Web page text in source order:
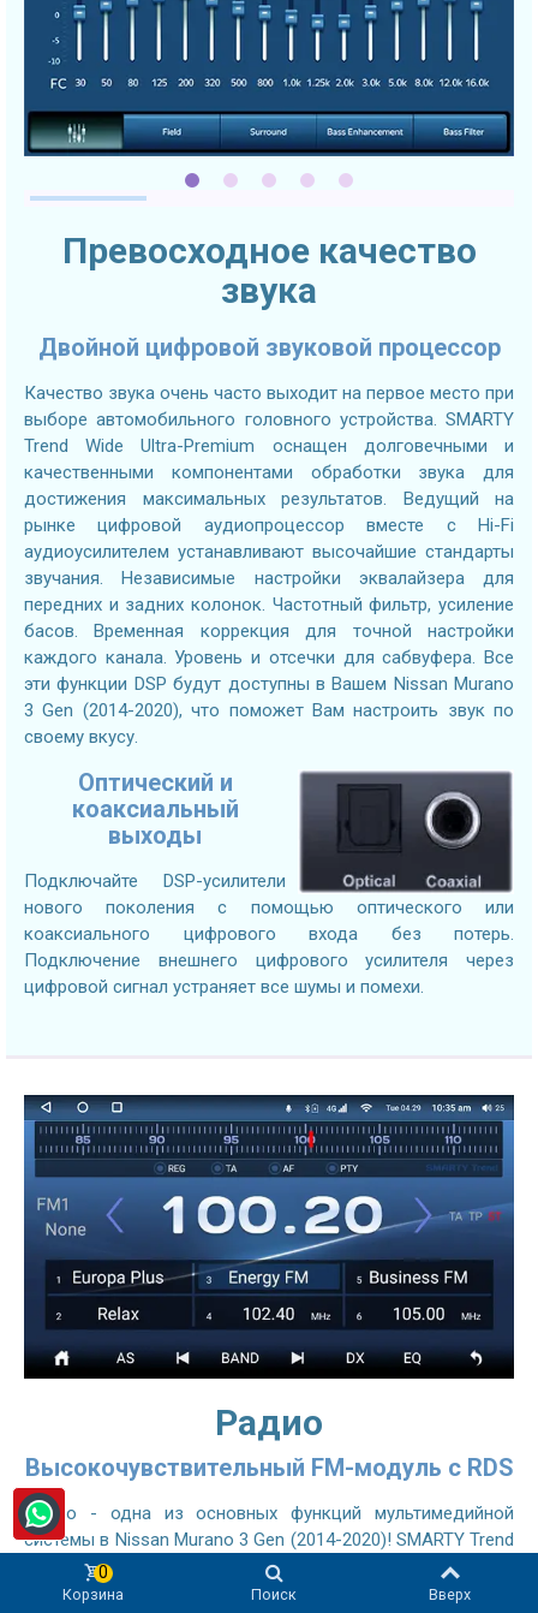
Превосходное качество
звука
Двойной цифровой звуковой процессор
Качество звука очень часто выходит на первое место при
выборе автомобильного головного устройства. SMARTY
Trend Wide Ultra-Premium оснащен долговечными и
качественными компонентами обработки звука для
достижения максимальных результатов. Ведущий на
рынке цифровой аудиопроцессор вместе с Hi-Fi
аудиоусилителем устанавливают высочайшие стандарты
звучания. Независимые настройки эквалайзера для
передних и задних колонок. Частотный фильтр, усиление
басов. Временная коррекция для точной настройки
каждого канала. Уровень и отсечки для сабвуфера. Все
эти функции DSP будут доступны в Вашем Nissan Murano
3 Gen (2014-2020), что поможет Вам настроить звук по
своему вкусу.
Оптический и
коаксиальный
выходы
Подключайте DSP-усилители
нового поколения с помощью оптического или
коаксиального цифрового входа без потерь.
Подключение внешнего цифрового усилителя через
цифровой сигнал устраняет все шумы и помехи.
Радио
Высокочувствительный FM-модуль с RDS
Радио - одна из основных функций мультимедийной
системы в Nissan Murano 3 Gen (2014-2020)! SMARTY Trend
Wide Ultra-Premium автомагнитола оснащена
высокочувствительным радиомодулем, сравнимым с
Корзина
0
Поиск Вверх